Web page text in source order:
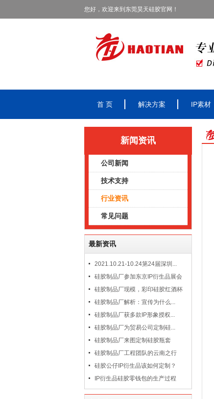
您好，欢迎来到东莞昊天硅胶官网！
首 页 解决方案 IP素材
新闻资讯
公司新闻
技术支持
行业资讯
常见问题
最新资讯
2021.10.21-10.24第24届深圳...
硅胶制品厂参加东京IP衍生品展会
硅胶制品厂现模，彩印硅胶红酒杯
硅胶制品厂解析：宣传为什么...
硅胶制品厂获多款IP形象授权...
硅胶制品厂为贸易公司定制硅...
硅胶制品厂来图定制硅胶瓶套
硅胶制品厂工程团队的云南之行
硅胶公仔IP衍生品该如何定制？
IP衍生品硅胶零钱包的生产过程